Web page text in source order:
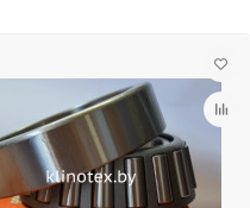
15.05.2026 307